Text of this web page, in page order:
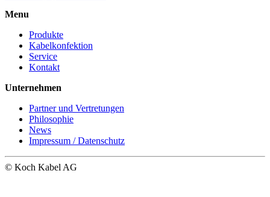
Menu
Produkte
Kabelkonfektion
Service
Kontakt
Unternehmen
Partner und Vertretungen
Philosophie
News
Impressum / Datenschutz
© Koch Kabel AG